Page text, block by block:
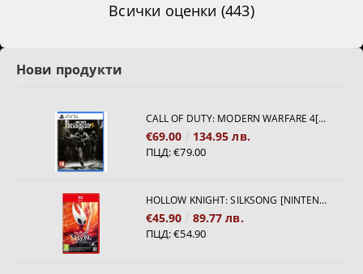
Всички оценки (443)
Нови продукти
CALL OF DUTY: MODERN WARFARE 4[PS5]
€69.00 134.95 лв.
ПЦД:€79.00
HOLLOW KNIGHT: SILKSONG [NINTENDO SWITCH 2]
€45.90 89.77 лв.
ПЦД:€54.90